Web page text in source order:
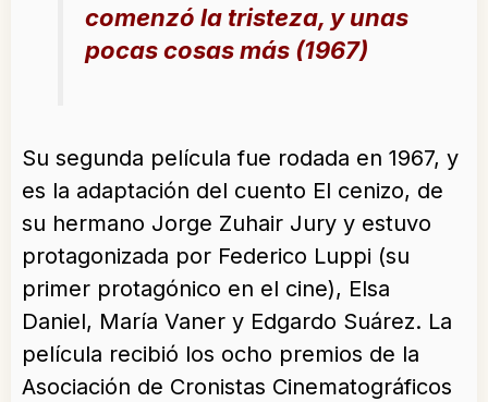
comenzó la tristeza, y unas
pocas cosas más (1967)
Su segunda película fue rodada en 1967, y
es la adaptación del cuento El cenizo, de
su hermano Jorge Zuhair Jury y estuvo
protagonizada por Federico Luppi (su
primer protagónico en el cine), Elsa
Daniel, María Vaner y Edgardo Suárez. La
película recibió los ocho premios de la
Asociación de Cronistas Cinematográficos